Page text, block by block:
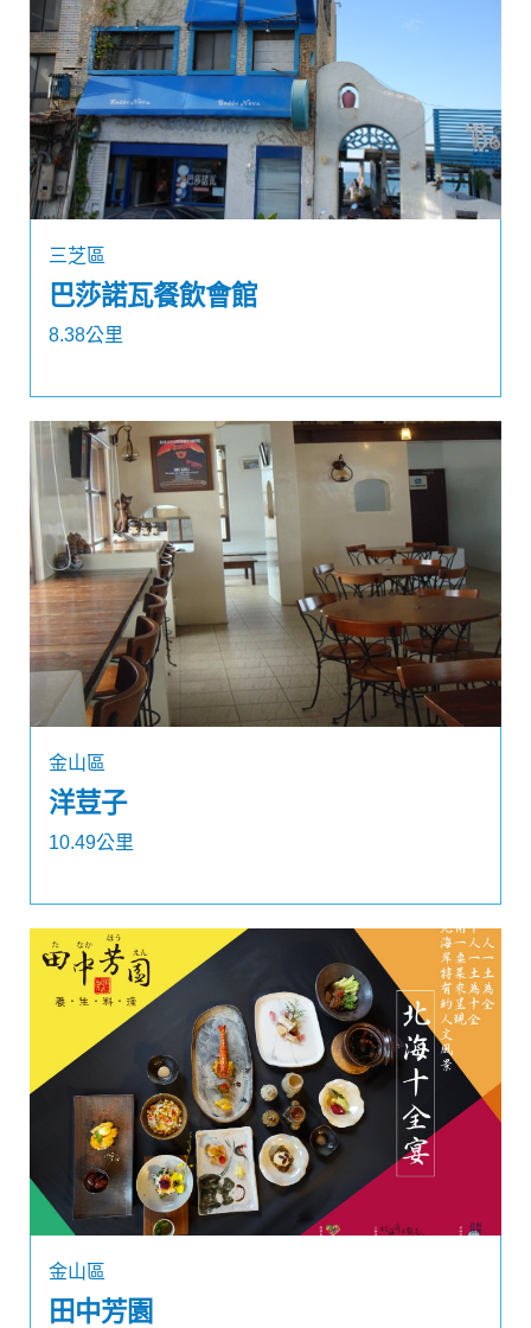
三芝區
巴莎諾瓦餐飲會館
8.38公里
金山區
洋荳子
10.49公里
金山區
田中芳園